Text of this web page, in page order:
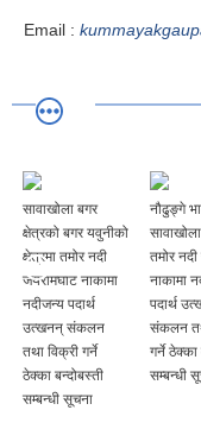
Email :
सावाखोला बगर
क्षेत्रको बगर यवुनीको
क्षेत्रमा तमोर नदी
जयरामघाट नाकामा
नदीजन्य पदार्थ
उत्खनन् संकलन
तथा विक्री गर्ने
ठेक्का बन्दोबस्ती
सम्बन्धी सूचना
नौढुङ्गे
तमोर
नाकामा
पदार्थ
संकलन
गर्ने ठेक्का
सम्बन्धी